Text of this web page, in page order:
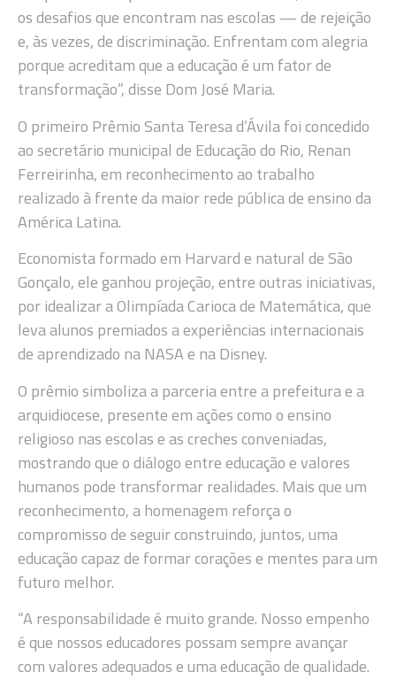
os desafios que encontram nas escolas — de rejeição
e, às vezes, de discriminação. Enfrentam com alegria
porque acreditam que a educação é um fator de
transformação”, disse Dom José Maria.
O primeiro Prêmio Santa Teresa d’Ávila foi concedido
ao secretário municipal de Educação do Rio, Renan
Ferreirinha, em reconhecimento ao trabalho
realizado à frente da maior rede pública de ensino da
América Latina.
Economista formado em Harvard e natural de São
Gonçalo, ele ganhou projeção, entre outras iniciativas,
por idealizar a Olimpíada Carioca de Matemática, que
leva alunos premiados a experiências internacionais
de aprendizado na NASA e na Disney.
O prêmio simboliza a parceria entre a prefeitura e a
arquidiocese, presente em ações como o ensino
religioso nas escolas e as creches conveniadas,
mostrando que o diálogo entre educação e valores
humanos pode transformar realidades. Mais que um
reconhecimento, a homenagem reforça o
compromisso de seguir construindo, juntos, uma
educação capaz de formar corações e mentes para um
futuro melhor.
“A responsabilidade é muito grande. Nosso empenho
é que nossos educadores possam sempre avançar
com valores adequados e uma educação de qualidade.